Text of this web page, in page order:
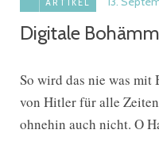
ARTIKEL
Digitale Bohämm
So wird das nie was mit
von Hitler für alle
ohnehin auch nicht. O